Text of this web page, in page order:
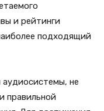
и рейтинги
подходящий
не
правильной